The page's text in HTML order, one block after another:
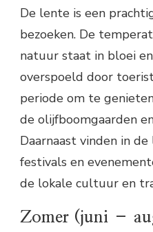
De lente is een
bezoeken. De
natuur staat in bloei
overspoeld door
periode om te
de olijfboomgaarden
Daarnaast vinden in
festivals en
de lokale cultuur en
Zomer (juni –